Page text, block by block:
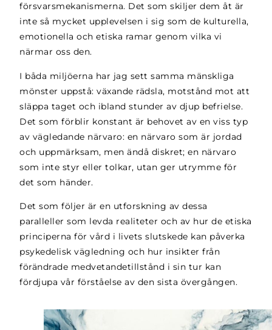
försvarsmekanismerna. Det som skiljer dem åt är
inte så mycket upplevelsen i sig som de kulturella,
emotionella och etiska ramar genom vilka vi
närmar oss den.
I båda miljöerna har jag sett samma mänskliga
mönster uppstå: växande rädsla, motstånd mot att
släppa taget och ibland stunder av djup befrielse.
Det som förblir konstant är behovet av en viss typ
av vägledande närvaro: en närvaro som är jordad
och uppmärksam, men ändå diskret; en närvaro
som inte styr eller tolkar, utan ger utrymme för
det som händer.
Det som följer är en utforskning av dessa
paralleller som levda realiteter och av hur de etiska
principerna för vård i livets slutskede kan påverka
psykedelisk vägledning och hur insikter från
förändrade medvetandetillstånd i sin tur kan
fördjupa vår förståelse av den sista övergången.